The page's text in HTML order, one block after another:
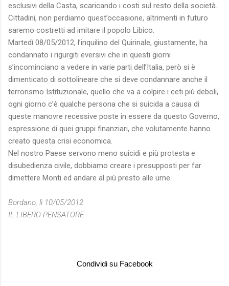
esclusivi della Casta, scaricando i costi sul resto della società.
Cittadini, non perdiamo quest’occasione, altrimenti in futuro
saremo costretti ad imitare il popolo Libico.
Martedì 08/05/2012, l’inquilino del Quirinale, giustamente, ha
condannato i rigurgiti eversivi che in questi giorni
s’incominciano a vedere in varie parti dell’Italia, però si è
dimenticato di sottolineare che si deve condannare anche il
terrorismo Istituzionale, quello che va a colpire i ceti più deboli,
ogni giorno c’è qualche persona che si suicida a causa di
queste manovre recessive poste in essere da questo Governo,
espressione di quei gruppi finanziari, che volutamente hanno
creato questa crisi economica.
Nel nostro Paese servono meno suicidi e più protesta e
disubedienza civile, dobbiamo creare i presupposti per far
dimettere Monti ed andare al più presto alle urne.
Bordano, lì 10/05/2012
IL LIBERO PENSATORE
Condividi su Facebook